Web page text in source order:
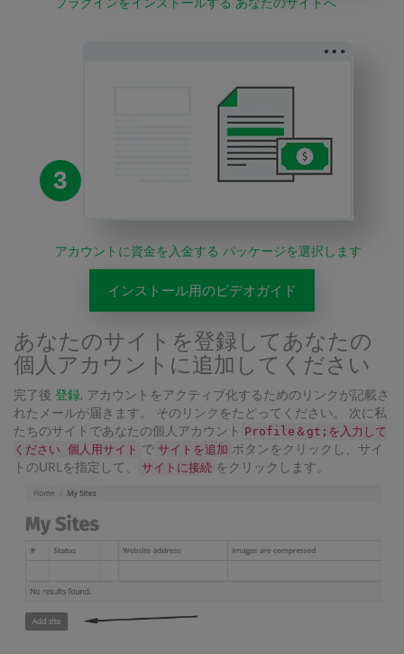
3
アカウントに資金を入金する パッケージを選択します
インストール用のビデオガイド
あなたのサイトを登録してあなたの
個人アカウントに追加してください
完了後 登録, アカウントをアクティブ化するためのリンクが記載さ
れたメールが届きます。 そのリンクをたどってください。 次に私
たちのサイトであなたの個人アカウント Profile＆gt;を入力して
ください 個人用サイト で サイトを追加 ボタンをクリックし、サイ
トのURLを指定して、
サイトに接続 をクリックします。